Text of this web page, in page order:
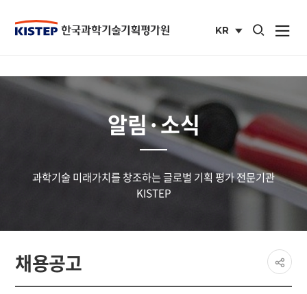
KR
통합검색 열기
사이트맵
알림·소식
과학기술 미래가치를 창조하는 글로벌 기획 평가 전문기관
KISTEP
채용공고
페이지
공유
share